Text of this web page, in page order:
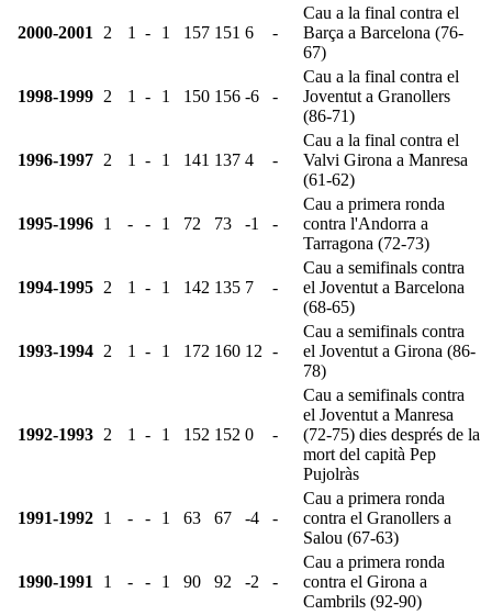
2000-2001 2 1 - 1 157 151 6 -
Cau a la final contra el
Barça a Barcelona (76-
67)
1998-1999 2 1 - 1 150 156 -6 -
Cau a la final contra el
Joventut a Granollers
(86-71)
1996-1997 2 1 - 1 141 137 4 -
Cau a la final contra el
Valvi Girona a Manresa
(61-62)
1995-1996 1 - - 1 72 73 -1 -
Cau a primera ronda
contra l'Andorra a
Tarragona (72-73)
1994-1995 2 1 - 1 142 135 7 -
Cau a semifinals contra
el Joventut a Barcelona
(68-65)
1993-1994 2 1 - 1 172 160 12 -
Cau a semifinals contra
el Joventut a Girona (86-
78)
1992-1993 2 1 - 1 152 152 0 -
Cau a semifinals contra
el Joventut a Manresa
(72-75) dies després de la
mort del capità Pep
Pujolràs
1991-1992 1 - - 1 63 67 -4 -
Cau a primera ronda
contra el Granollers a
Salou (67-63)
1990-1991 1 - - 1 90 92 -2 -
Cau a primera ronda
contra el Girona a
Cambrils (92-90)